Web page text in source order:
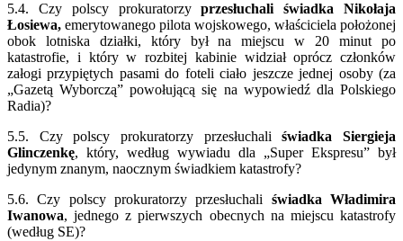
5.4. Czy polscy prokuratorzyprzesłuchali świadka Nikołaja
Łosiewa, emerytowanego pilota wojskowego, właściciela położonej
obok lotniska działki, który był na miejscu w 20 minut po
katastrofie, i który w rozbitej kabinie widział oprócz członków
załogi przypiętych pasami do foteli ciało jeszcze jednej osoby (za
„Gazetą Wyborczą” powołującą się na wypowiedź dla Polskiego
Radia)?
5.5. Czy polscy prokuratorzy przesłuchaliświadka
Siergieja
Glinczenkę, który, według wywiadu dla „Super Ekspresu” był
jedynym znanym, naocznym świadkiem katastrofy?
5.6. Czy polscy prokuratorzy przesłuchali świadka Władimira
Iwanowa, jednego z pierwszych obecnych na miejscu katastrofy
(według SE)?